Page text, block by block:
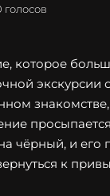
голосов
экскурсии
чёрный, и его
к